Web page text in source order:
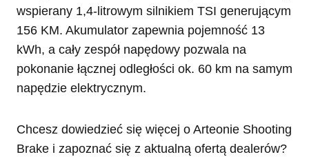
wspierany 1,4-litrowym silnikiem TSI generującym
156 KM. Akumulator zapewnia pojemność 13
kWh, a cały zespół napędowy pozwala na
pokonanie łącznej odległości ok. 60 km na samym
napędzie elektrycznym.
Chcesz dowiedzieć się więcej o Arteonie Shooting
Brake i zapoznać się z aktualną ofertą dealerów?